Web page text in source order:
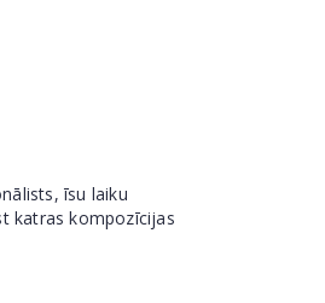
īsu laiku
katras kompozīcijas